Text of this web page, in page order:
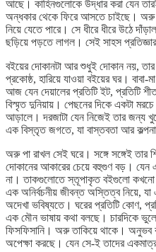
আছে। কাহিনগুলোকে উদ্ধার করা যেন
অন্ধকার থেকে ফিরে আসতে চাইছে।
নিয়ে যেতে পারে। সে ধীরে ধীরে উঠে
ছড়িয়ে পড়তে লাগল। সেই সাহস
বইয়ের দোকানটা আর শুধুই দোকান নয়,
প্রকোষ্ঠ, হারিয়ে যাওয়া বইয়ের ঘর।
আজ যেন দেয়ালের প্রতিটি ইট, প্রতিটি
বিস্মৃত দুনিয়ায়। পেছনের দিকে একটা
আড়ালে। দরজাটা যেন নিজেই তার জন্য
এক বিস্তৃত জগতে, যা বাস্তবতা আর
অরু পা রাখল সেই ঘরে। সঙ্গে সঙ্গেই তার
দোকানের আকারের চেয়ে বহুগুণ বড়। যেন
না। তাকগুলোতে স্তূপাকৃত বইগুলো কখনো
এক অনির্বচনীয় জীবন্ত অস্তিত্ব নিয়ে,
অদেখা ভবিষ্যতে। ঘরের প্রতিটি কোণ,
এক মৌন ভাষায় কথা বলছে। চারদিকে ভুলে
ফিসফিসানি। অরু তাকিয়ে থাকে। অনুভব
অপেক্ষা করছে। যেন সে-ই তাদের একমাত্র